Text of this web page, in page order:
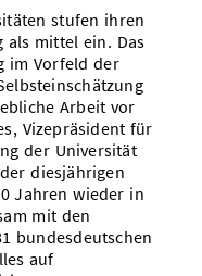
stufen ihren
als mittel ein. Das
im Vorfeld der
Arbeit vor
Vizepräsident für
der Universität
diesjährigen
Jahren wieder in
mit den
bundesdeutschen
auf